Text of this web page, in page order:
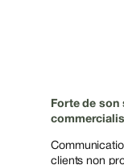
Forte de son
clients non